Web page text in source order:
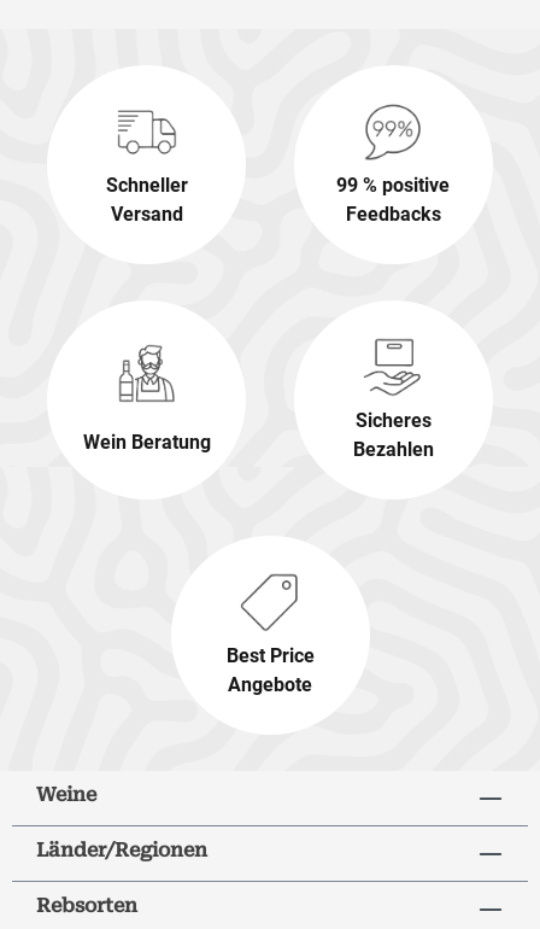
Schneller
Versand
99 % positive
Feedbacks
Wein Beratung
Sicheres
Bezahlen
Best Price
Angebote
Weine
Länder/Regionen
Rebsorten